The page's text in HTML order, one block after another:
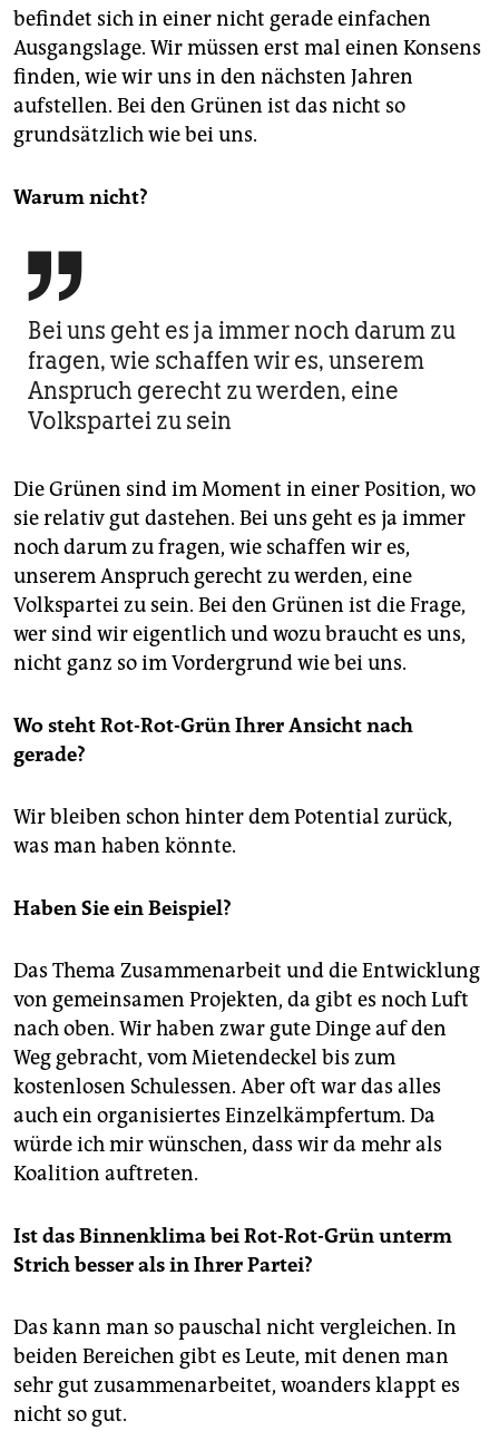
befindet sich in einer nicht gerade einfachen
Ausgangslage. Wir müssen erst mal einen Konsens
finden, wie wir uns in den nächsten Jahren
aufstellen. Bei den Grünen ist das nicht so
grundsätzlich wie bei uns.
Warum nicht?

Bei uns geht es ja immer noch darum zu
fragen, wie schaffen wir es, unserem
Anspruch gerecht zu werden, eine
Volkspartei zu sein
Die Grünen sind im Moment in einer Position, wo
sie relativ gut dastehen. Bei uns geht es ja immer
noch darum zu fragen, wie schaffen wir es,
unserem Anspruch gerecht zu werden, eine
Volkspartei zu sein. Bei den Grünen ist die Frage,
wer sind wir eigentlich und wozu braucht es uns,
nicht ganz so im Vordergrund wie bei uns.
Wo steht Rot-Rot-Grün Ihrer Ansicht nach
gerade?
Wir bleiben schon hinter dem Potential zurück,
was man haben könnte.
Haben Sie ein Beispiel?
Das Thema Zusammenarbeit und die Entwicklung
von gemeinsamen Projekten, da gibt es noch Luft
nach oben. Wir haben zwar gute Dinge auf den
Weg gebracht, vom Mietendeckel bis zum
kostenlosen Schulessen. Aber oft war das alles
auch ein organisiertes Einzelkämpfertum. Da
würde ich mir wünschen, dass wir da mehr als
Koalition auftreten.
Ist das Binnenklima bei Rot-Rot-Grün unterm
Strich besser als in Ihrer Partei?
Das kann man so pauschal nicht vergleichen. In
beiden Bereichen gibt es Leute, mit denen man
sehr gut zusammenarbeitet, woanders klappt es
nicht so gut.